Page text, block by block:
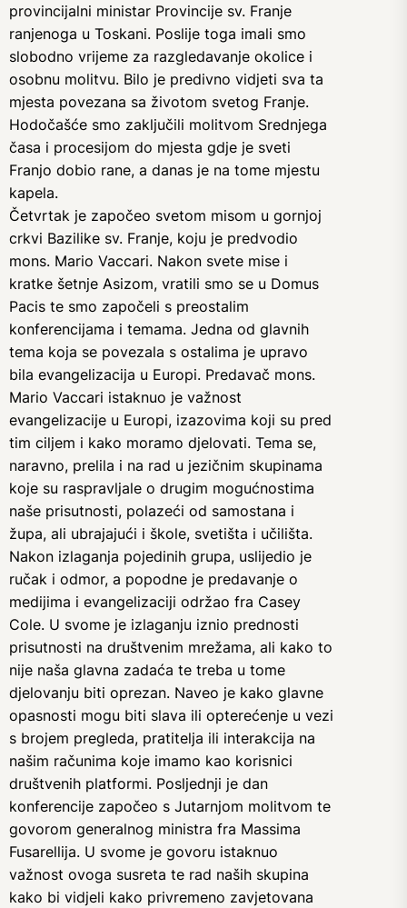
provincijalni ministar Provincije sv. Franje
ranjenoga u Toskani. Poslije toga imali smo
slobodno vrijeme za razgledavanje okolice i
osobnu molitvu. Bilo je predivno vidjeti sva ta
mjesta povezana sa životom svetog Franje.
Hodočašće smo zaključili molitvom Srednjega
časa i procesijom do mjesta gdje je sveti
Franjo dobio rane, a danas je na tome mjestu
kapela.
Četvrtak je započeo svetom misom u gornjoj
crkvi Bazilike sv. Franje, koju je predvodio
mons. Mario Vaccari. Nakon svete mise i
kratke šetnje Asizom, vratili smo se u Domus
Pacis te smo započeli s preostalim
konferencijama i temama. Jedna od glavnih
tema koja se povezala s ostalima je upravo
bila evangelizacija u Europi. Predavač mons.
Mario Vaccari istaknuo je važnost
evangelizacije u Europi, izazovima koji su pred
tim ciljem i kako moramo djelovati. Tema se,
naravno, prelila i na rad u jezičnim skupinama
koje su raspravljale o drugim mogućnostima
naše prisutnosti, polazeći od samostana i
župa, ali ubrajajući i škole, svetišta i učilišta.
Nakon izlaganja pojedinih grupa, uslijedio je
ručak i odmor, a popodne je predavanje o
medijima i evangelizaciji održao fra Casey
Cole. U svome je izlaganju iznio prednosti
prisutnosti na društvenim mrežama, ali kako to
nije naša glavna zadaća te treba u tome
djelovanju biti oprezan. Naveo je kako glavne
opasnosti mogu biti slava ili opterećenje u vezi
s brojem pregleda, pratitelja ili interakcija na
našim računima koje imamo kao korisnici
društvenih platformi. Posljednji je dan
konferencije započeo s Jutarnjom molitvom te
govorom generalnog ministra fra Massima
Fusarellija. U svome je govoru istaknuo
važnost ovoga susreta te rad naših skupina
kako bi vidjeli kako privremeno zavjetovana